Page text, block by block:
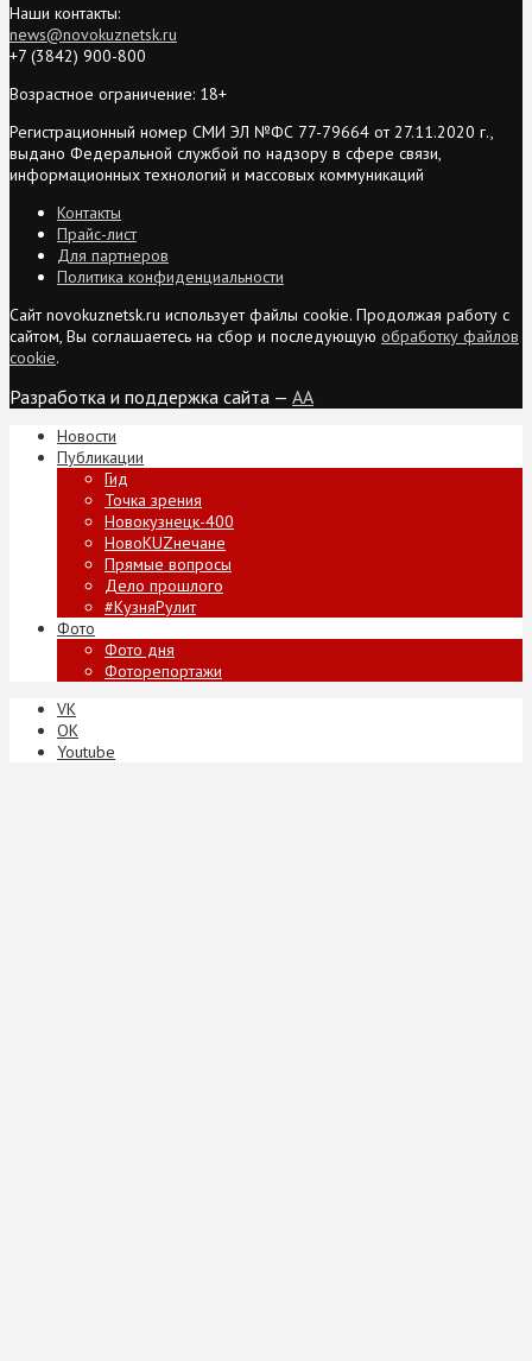
Наши контакты:
news@novokuznetsk.ru
+7 (3842) 900-800
Возрастное ограничение: 18+
Регистрационный номер СМИ ЭЛ №ФС 77-79664 от 27.11.2020 г.,
выдано Федеральной службой по надзору в сфере связи,
информационных технологий и массовых коммуникаций
Контакты
Прайс-лист
Для партнеров
Политика конфиденциальности
Сайт novokuznetsk.ru использует файлы cookie. Продолжая работу с
сайтом, Вы соглашаетесь на сбор и последующую обработку файлов
cookie.
Разработка и поддержка сайта — AA
Новости
Публикации
Гид
Точка зрения
Новокузнецк-400
НовоKUZнечане
Прямые вопросы
Дело прошлого
#КузняРулит
Фото
Фото дня
Фоторепортажи
VK
ОК
Youtube